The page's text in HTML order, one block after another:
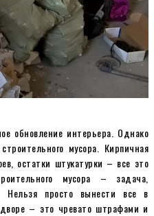
обновление интерьера. Однако
мусора. Кирпичная
остатки штукатурки – все это
мусора – задача,
Нельзя просто вынести все в
– это чревато штрафами и